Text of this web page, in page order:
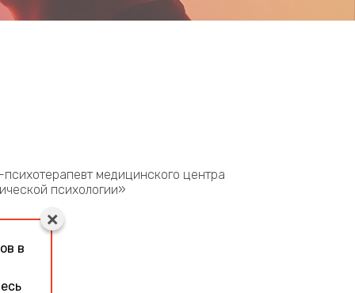
медицинского центра
психологии»
в